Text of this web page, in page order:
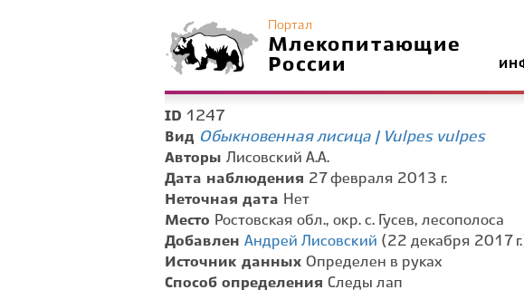
Портал
Млекопитающие
России
ID 1247
Вид Обыкновенная лисица | Vulpes vulpes
Авторы Лисовский А.А.
Дата наблюдения 27 февраля 2013 г.
Неточная дата Нет
Место Ростовская обл., окр. с. Гусев, лесополоса
Добавлен Андрей Лисовский (22 декабря 2017
Источник данных Определен в руках
Способ определения Следы лап